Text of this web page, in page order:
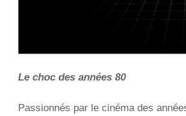
Le choc des années 80
Passionnés par le cinéma des